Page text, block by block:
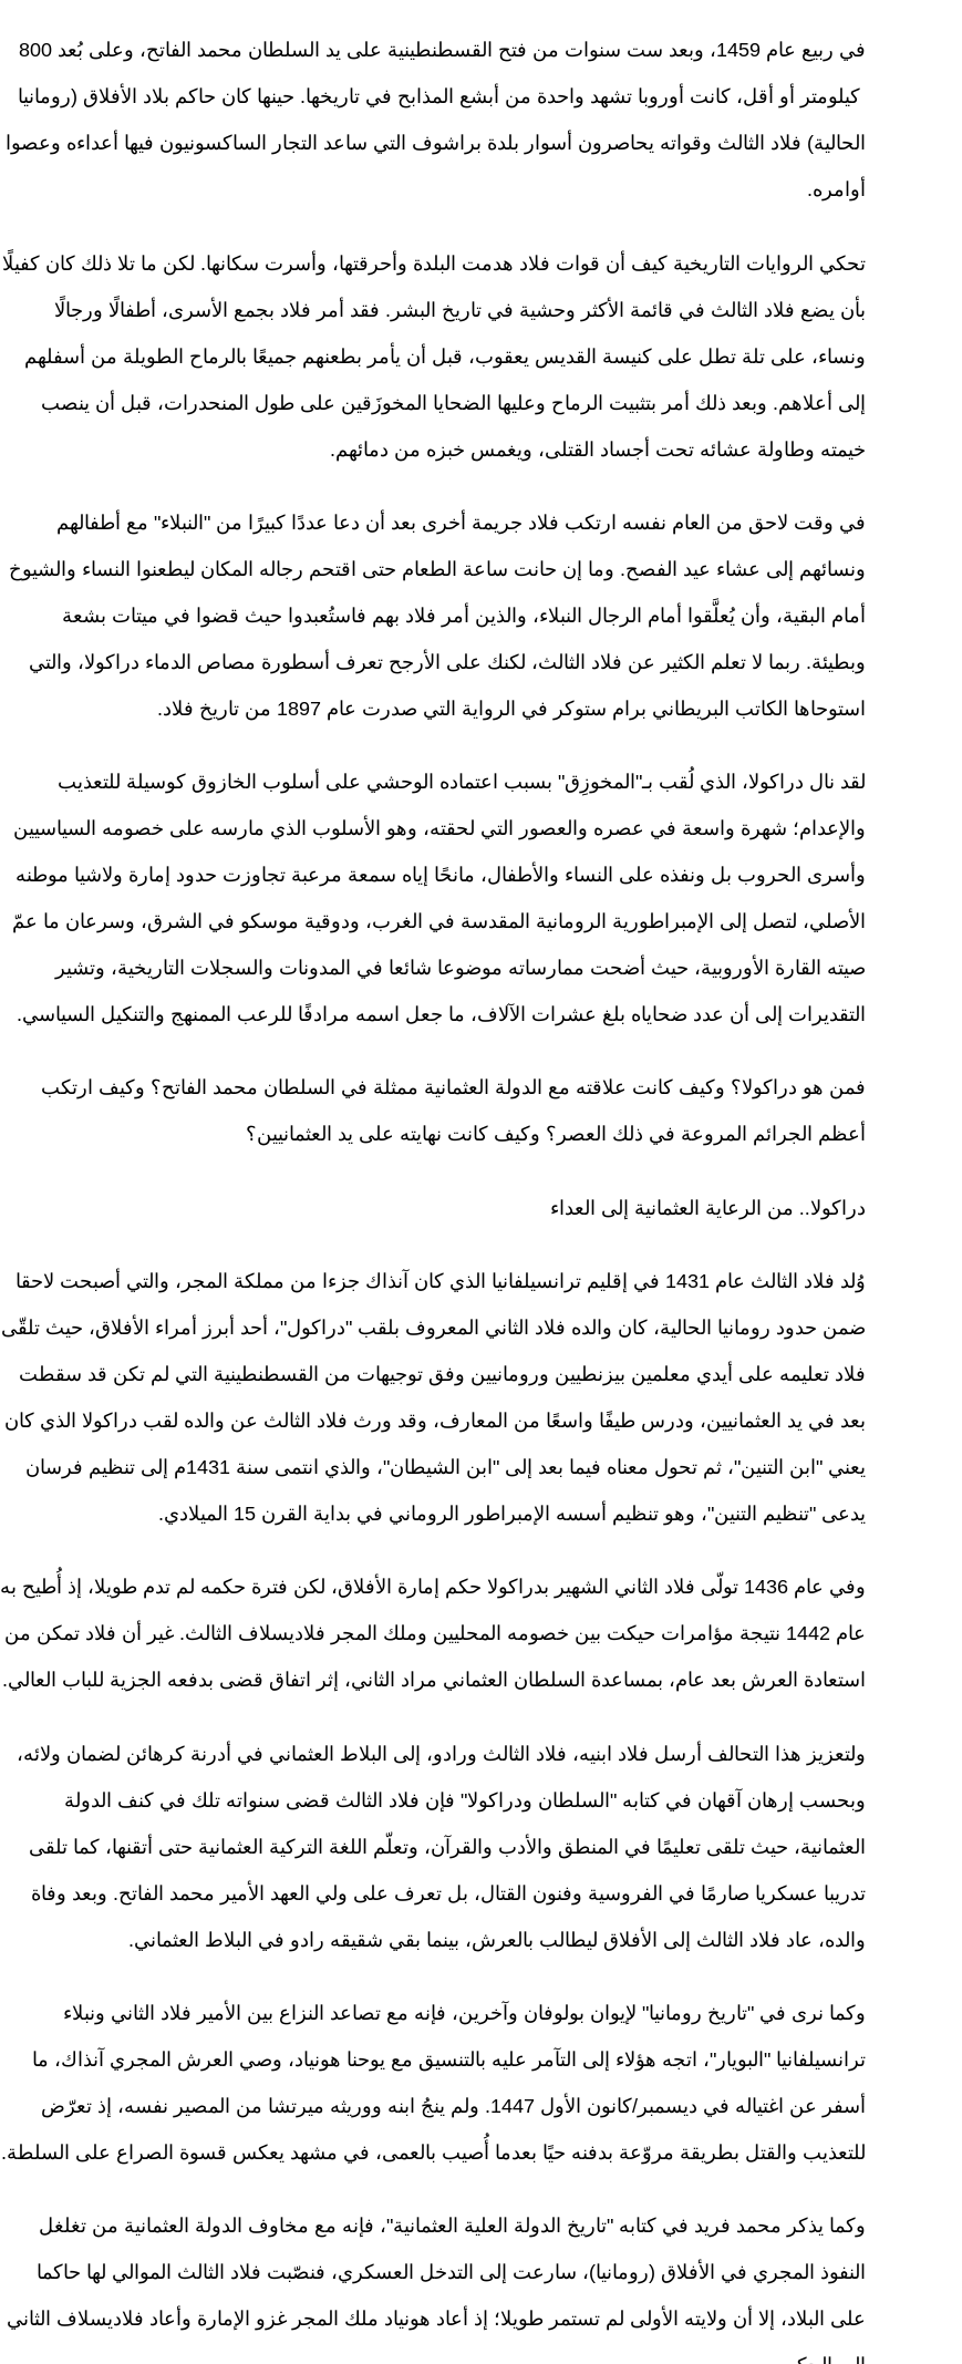
في ربيع عام 1459، وبعد ست سنوات من فتح القسطنطينية على يد السلطان محمد الفاتح، وعلى بُعد 800
كيلومتر أو أقل، كانت أوروبا تشهد واحدة من أبشع المذابح في تاريخها. حينها كان حاكم بلاد الأفلاق (رومانيا
الحالية) فلاد الثالث وقواته يحاصرون أسوار بلدة براشوف التي ساعد التجار الساكسونيون فيها أعداءه وعصوا
أوامره.
تحكي الروايات التاريخية كيف أن قوات فلاد هدمت البلدة وأحرقتها، وأسرت سكانها. لكن ما تلا ذلك كان كفيلًا
بأن يضع فلاد الثالث في قائمة الأكثر وحشية في تاريخ البشر. فقد أمر فلاد بجمع الأسرى، أطفالًا ورجالًا
ونساء، على تلة تطل على كنيسة القديس يعقوب، قبل أن يأمر بطعنهم جميعًا بالرماح الطويلة من أسفلهم
إلى أعلاهم. وبعد ذلك أمر بتثبيت الرماح وعليها الضحايا المخوزَقين على طول المنحدرات، قبل أن ينصب
خيمته وطاولة عشائه تحت أجساد القتلى، ويغمس خبزه من دمائهم.
في وقت لاحق من العام نفسه ارتكب فلاد جريمة أخرى بعد أن دعا عددًا كبيرًا من "النبلاء" مع أطفالهم
ونسائهم إلى عشاء عيد الفصح. وما إن حانت ساعة الطعام حتى اقتحم رجاله المكان ليطعنوا النساء والشيوخ
أمام البقية، وأن يُعلَّقوا أمام الرجال النبلاء، والذين أمر فلاد بهم فاستُعبدوا حيث قضوا في ميتات بشعة
وبطيئة. ربما لا تعلم الكثير عن فلاد الثالث، لكنك على الأرجح تعرف أسطورة مصاص الدماء دراكولا، والتي
استوحاها الكاتب البريطاني برام ستوكر في الرواية التي صدرت عام 1897 من تاريخ فلاد.
لقد نال دراكولا، الذي لُقب بـ"المخوزِق" بسبب اعتماده الوحشي على أسلوب الخازوق كوسيلة للتعذيب
والإعدام؛ شهرة واسعة في عصره والعصور التي لحقته، وهو الأسلوب الذي مارسه على خصومه السياسيين
وأسرى الحروب بل ونفذه على النساء والأطفال، مانحًا إياه سمعة مرعبة تجاوزت حدود إمارة ولاشيا موطنه
الأصلي، لتصل إلى الإمبراطورية الرومانية المقدسة في الغرب، ودوقية موسكو في الشرق، وسرعان ما عمّ
صيته القارة الأوروبية، حيث أضحت ممارساته موضوعا شائعا في المدونات والسجلات التاريخية، وتشير
التقديرات إلى أن عدد ضحاياه بلغ عشرات الآلاف، ما جعل اسمه مرادفًا للرعب الممنهج والتنكيل السياسي.
فمن هو دراكولا؟ وكيف كانت علاقته مع الدولة العثمانية ممثلة في السلطان محمد الفاتح؟ وكيف ارتكب
أعظم الجرائم المروعة في ذلك العصر؟ وكيف كانت نهايته على يد العثمانيين؟
دراكولا.. من الرعاية العثمانية إلى العداء
وُلد فلاد الثالث عام 1431 في إقليم ترانسيلفانيا الذي كان آنذاك جزءا من مملكة المجر، والتي أصبحت لاحقا
ضمن حدود رومانيا الحالية، كان والده فلاد الثاني المعروف بلقب "دراكول"، أحد أبرز أمراء الأفلاق، حيث تلقّى
فلاد تعليمه على أيدي معلمين بيزنطيين ورومانيين وفق توجيهات من القسطنطينية التي لم تكن قد سقطت
بعد في يد العثمانيين، ودرس طيفًا واسعًا من المعارف، وقد ورث فلاد الثالث عن والده لقب دراكولا الذي كان
يعني "ابن التنين"، ثم تحول معناه فيما بعد إلى "ابن الشيطان"، والذي انتمى سنة 1431م إلى تنظيم فرسان
يدعى "تنظيم التنين"، وهو تنظيم أسسه الإمبراطور الروماني في بداية القرن 15 الميلادي.
وفي عام 1436 تولّى فلاد الثاني الشهير بدراكولا حكم إمارة الأفلاق، لكن فترة حكمه لم تدم طويلا، إذ أُطيح به
عام 1442 نتيجة مؤامرات حيكت بين خصومه المحليين وملك المجر فلاديسلاف الثالث. غير أن فلاد تمكن من
استعادة العرش بعد عام، بمساعدة السلطان العثماني مراد الثاني، إثر اتفاق قضى بدفعه الجزية للباب العالي.
ولتعزيز هذا التحالف أرسل فلاد ابنيه، فلاد الثالث ورادو، إلى البلاط العثماني في أدرنة كرهائن لضمان ولائه،
وبحسب إرهان آقهان في كتابه "السلطان ودراكولا" فإن فلاد الثالث قضى سنواته تلك في كنف الدولة
العثمانية، حيث تلقى تعليمًا في المنطق والأدب والقرآن، وتعلّم اللغة التركية العثمانية حتى أتقنها، كما تلقى
تدريبا عسكريا صارمًا في الفروسية وفنون القتال، بل تعرف على ولي العهد الأمير محمد الفاتح. وبعد وفاة
والده، عاد فلاد الثالث إلى الأفلاق ليطالب بالعرش، بينما بقي شقيقه رادو في البلاط العثماني.
وكما نرى في "تاريخ رومانيا" لإيوان بولوفان وآخرين، فإنه مع تصاعد النزاع بين الأمير فلاد الثاني ونبلاء
ترانسيلفانيا "البويار"، اتجه هؤلاء إلى التآمر عليه بالتنسيق مع يوحنا هونياد، وصي العرش المجري آنذاك، ما
أسفر عن اغتياله في ديسمبر/كانون الأول 1447. ولم ينجُ ابنه ووريثه ميرتشا من المصير نفسه، إذ تعرّض
للتعذيب والقتل بطريقة مروّعة بدفنه حيًا بعدما أُصيب بالعمى، في مشهد يعكس قسوة الصراع على السلطة.
وكما يذكر محمد فريد في كتابه "تاريخ الدولة العلية العثمانية"، فإنه مع مخاوف الدولة العثمانية من تغلغل
النفوذ المجري في الأفلاق (رومانيا)، سارعت إلى التدخل العسكري، فنصّبت فلاد الثالث الموالي لها حاكما
على البلاد، إلا أن ولايته الأولى لم تستمر طويلا؛ إذ أعاد هونياد ملك المجر غزو الإمارة وأعاد فلاديسلاف الثاني